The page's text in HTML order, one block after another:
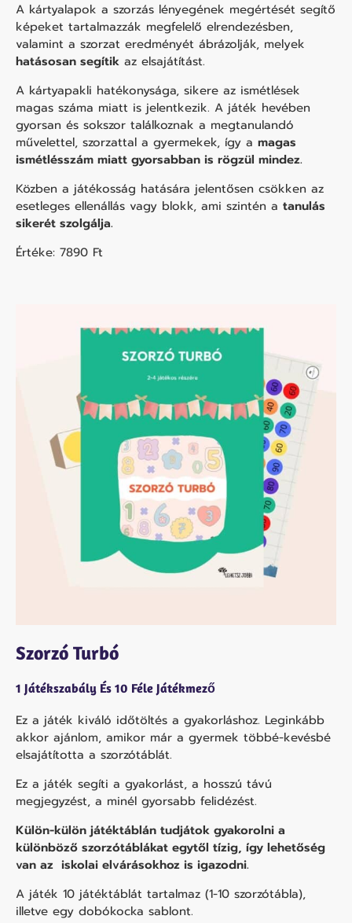
A kártyalapok a szorzás lényegének megértését segítő
képeket tartalmazzák megfelelő elrendezésben,
valamint a szorzat eredményét ábrázolják, melyek
hatásosan segítik az elsajátítást.
A kártyapakli hatékonysága, sikere az ismétlések
magas száma miatt is jelentkezik. A játék hevében
gyorsan és sokszor találkoznak a megtanulandó
művelettel, szorzattal a gyermekek, így a magas
ismétlésszám miatt gyorsabban is rögzül mindez.
Közben a játékosság hatására jelentősen csökken az
esetleges ellenállás vagy blokk, ami szintén a tanulás
sikerét szolgálja.
Értéke: 7890 Ft
Szorzó Turbó
1 Játékszabály És 10 Féle Játékmező
Ez a játék kiváló időtöltés a gyakorláshoz. Leginkább
akkor ajánlom, amikor már a gyermek többé-kevésbé
elsajátította a szorzótáblát.
Ez a játék segíti a gyakorlást, a hosszú távú
megjegyzést, a minél gyorsabb felidézést.
Külön-külön játéktáblán tudjátok gyakorolni a
különböző szorzótáblákat egytől tízig, így lehetőség
van az iskolai elvárásokhoz is igazodni.
A játék 10 játéktáblát tartalmaz (1-10 szorzótábla),
illetve egy dobókocka sablont.